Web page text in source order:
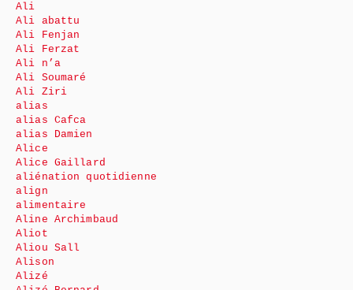
Ali
Ali abattu
Ali Fenjan
Ali Ferzat
Ali n’a
Ali Soumaré
Ali Ziri
alias
alias Cafca
alias Damien
Alice
Alice Gaillard
aliénation quotidienne
align
alimentaire
Aline Archimbaud
Aliot
Aliou Sall
Alison
Alizé